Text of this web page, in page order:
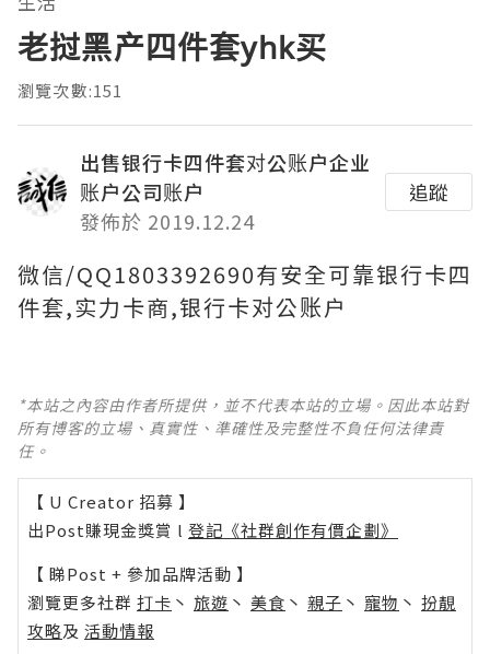
老挝黑产四件套yhk买
瀏覽次數:151
出售银行卡四件套对公账户企业
账户公司账户
發佈於 2019.12.24
追蹤
微信/QQ1803392690有安全可靠银行卡四
件套,实力卡商,银行卡对公账户
*本站之內容由作者所提供，並不代表本站的立場。因此本站對
所有博客的立場、真實性、準確性及完整性不負任何法律責
任。
【 U Creator 招募 】
出Post賺現金獎賞 l 登記《社群創作有價企劃》
【 睇Post + 參加品牌活動 】
瀏覽更多社群 打卡 丶 旅遊 丶 美食 丶 親子 丶 寵物 丶 扮靚
攻略及 活動情報